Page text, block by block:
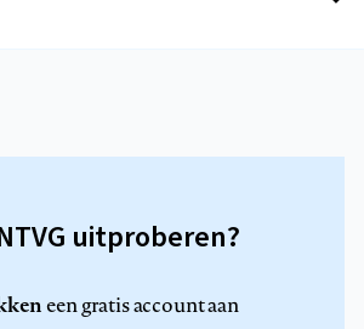
uitproberen?
een gratis account aan